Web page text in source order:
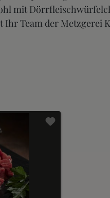
mit
Ihr Team der Metzgerei